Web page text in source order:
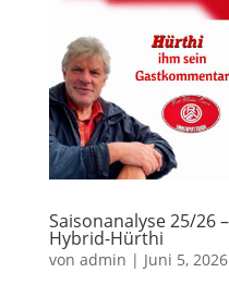
Saisonanalyse 25/26
Hybrid-Hürthi
von admin | Juni 5, 2026